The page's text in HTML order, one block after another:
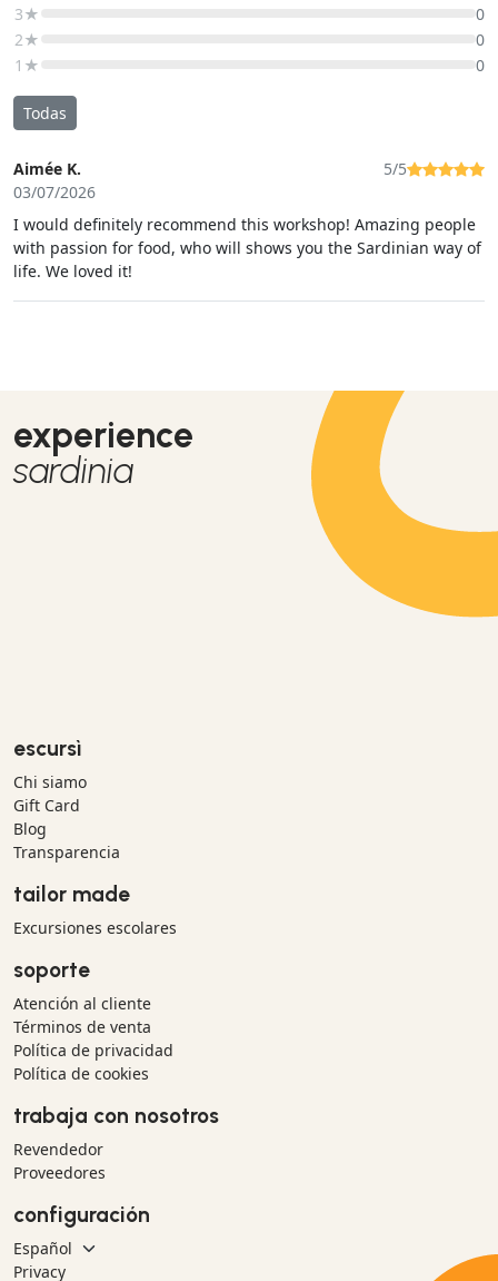
3★
0
2★
0
1★
0
Todas
Aimée K.
03/07/2026
5/5
I would definitely recommend this workshop! Amazing people
with passion for food, who will shows you the Sardinian way of
life. We loved it!
experience
sardinia
escursì
Chi siamo
Gift Card
Blog
Transparencia
tailor made
Excursiones escolares
soporte
Atención al cliente
Términos de venta
Política de privacidad
Política de cookies
trabaja con nosotros
Revendedor
Proveedores
configuración
Privacy